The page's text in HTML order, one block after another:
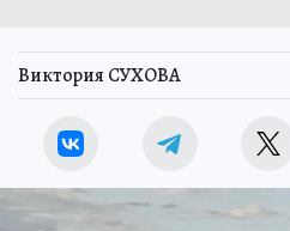
Виктория СУХОВА